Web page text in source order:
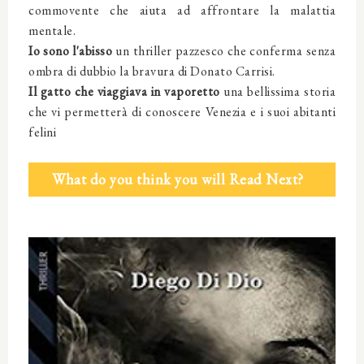
commovente che aiuta ad affrontare la malattia
mentale.
Io sono l'abisso un thriller pazzesco che conferma senza
ombra di dubbio la bravura di Donato Carrisi.
Il gatto che viaggiava in vaporetto una bellissima storia
che vi permetterà di conoscere Venezia e i suoi abitanti
felini
What do you think you will Read Next?